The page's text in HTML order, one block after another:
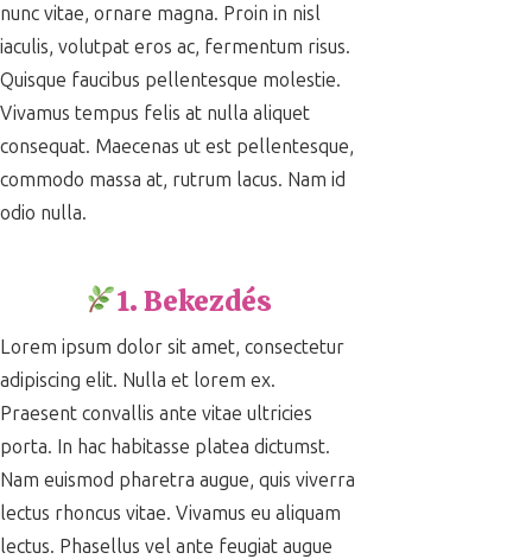
nunc vitae, ornare magna. Proin in nisl
iaculis, volutpat eros ac, fermentum risus.
Quisque faucibus pellentesque molestie.
Vivamus tempus felis at nulla aliquet
consequat. Maecenas ut est pellentesque,
commodo massa at, rutrum lacus. Nam id
odio nulla.
1. Bekezdés
Lorem ipsum dolor sit amet, consectetur
adipiscing elit. Nulla et lorem ex.
Praesent convallis ante vitae ultricies
porta. In hac habitasse platea dictumst.
Nam euismod pharetra augue, quis viverra
lectus rhoncus vitae. Vivamus eu aliquam
lectus. Phasellus vel ante feugiat augue